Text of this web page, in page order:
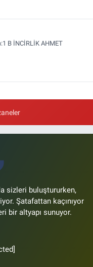
B İNCİRLİK AHMET
Yanı Akua Florya
sizleri buluştururken,
Şatafattan kaçınıyor
bir altyapı sunuyor.